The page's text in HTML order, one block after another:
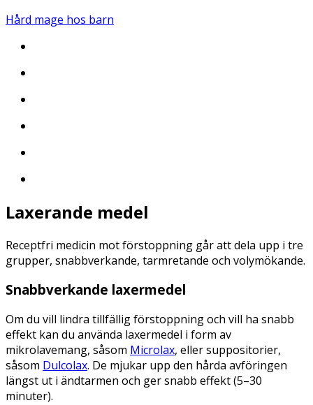
Hård mage hos barn
Laxerande medel
Receptfri medicin mot förstoppning går att dela upp i tre
grupper, snabbverkande, tarmretande och volymökande.
Snabbverkande laxermedel
Om du vill lindra tillfällig förstoppning och vill ha snabb
effekt kan du använda laxermedel i form av
mikrolavemang, såsom Microlax, eller suppositorier,
såsom Dulcolax. De mjukar upp den hårda avföringen
längst ut i ändtarmen och ger snabb effekt (5–30
minuter).